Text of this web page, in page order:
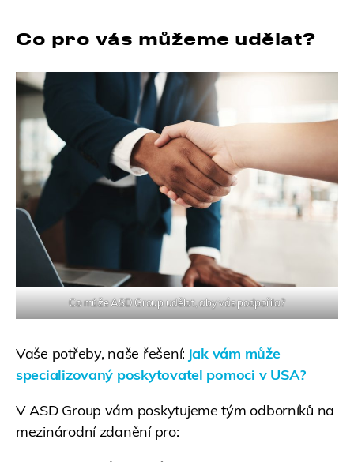
Co pro vás můžeme udělat?
Co může ASD Group udělat, aby vás podpořila?
Vaše potřeby, naše řešení: jak vám může
specializovaný poskytovatel pomoci v USA?
V ASD Group vám poskytujeme tým odborníků na
mezinárodní zdanění pro: